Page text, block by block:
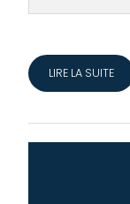
LIRE LA SUITE